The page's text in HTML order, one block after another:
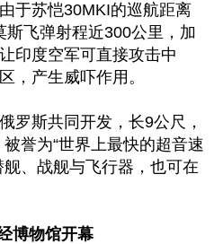
于苏恺30MKI的巡航距离
飞弹射程近300公里，加
印度空军可直接攻击中
，产生威吓作用。
罗斯共同开发，长9公尺，
誉为“世界上最快的超音速
、战舰与飞行器，也可在
博物馆开幕